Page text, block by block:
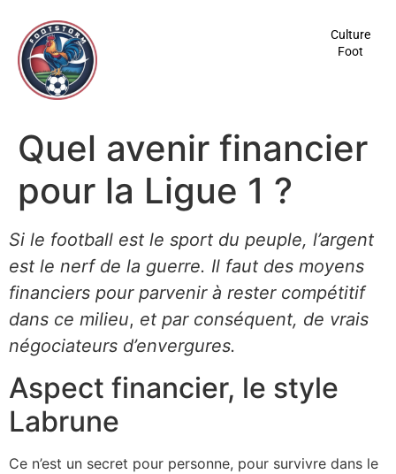
principal
Culture
Foot
Quel avenir financier
pour la Ligue 1 ?
Si le football est le sport du peuple, l’argent
est le nerf de la guerre. Il faut des moyens
financiers pour parvenir à rester compétitif
dans ce milieu, et par conséquent, de vrais
négociateurs d’envergures.
Aspect financier, le style
Labrune
Ce n’est un secret pour personne, pour survivre dans le